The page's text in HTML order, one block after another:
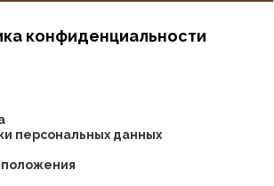
конфиденциальности
персональных данных